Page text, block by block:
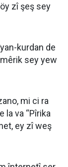
zî şeş sey
kurdan de
sey yew
mi ci ra
la va “Pîrika
ey zî weş